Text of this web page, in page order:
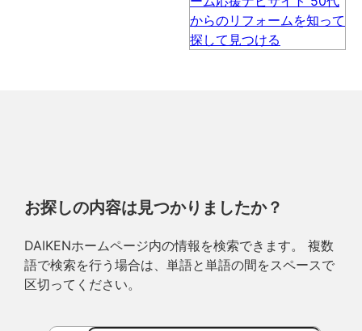
お探しの内容は見つかりましたか？
DAIKENホームページ内の情報を検索できます。 複数
語で検索を行う場合は、単語と単語の間をスペースで
区切ってください。